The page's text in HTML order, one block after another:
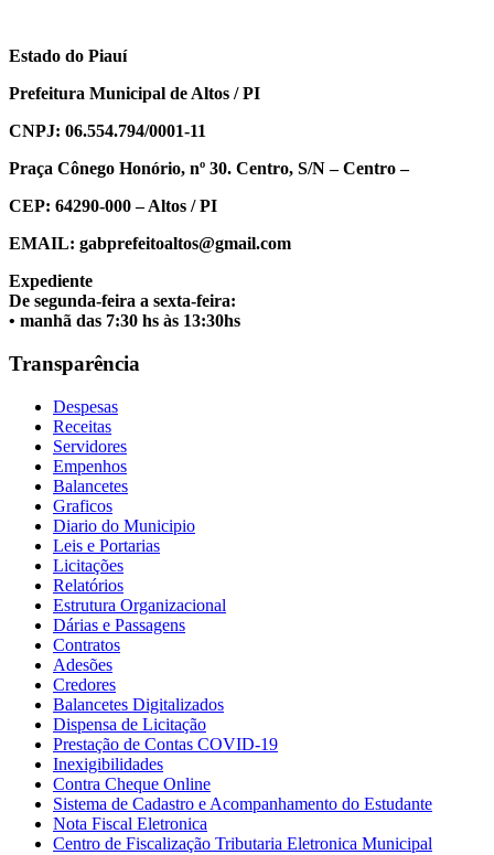
Estado do Piauí
Prefeitura Municipal de Altos / PI
CNPJ: 06.554.794/0001-11
Praça Cônego Honório, nº 30. Centro, S/N – Centro –
CEP: 64290-000 – Altos / PI
EMAIL: gabprefeitoaltos@gmail.com
Expediente
De segunda-feira a sexta-feira:
• manhã das 7:30 hs às 13:30hs
Transparência
Despesas
Receitas
Servidores
Empenhos
Balancetes
Graficos
Diario do Municipio
Leis e Portarias
Licitações
Relatórios
Estrutura Organizacional
Dárias e Passagens
Contratos
Adesões
Credores
Balancetes Digitalizados
Dispensa de Licitação
Prestação de Contas COVID-19
Inexigibilidades
Contra Cheque Online
Sistema de Cadastro e Acompanhamento do Estudante
Nota Fiscal Eletronica
Centro de Fiscalização Tributaria Eletronica Municipal